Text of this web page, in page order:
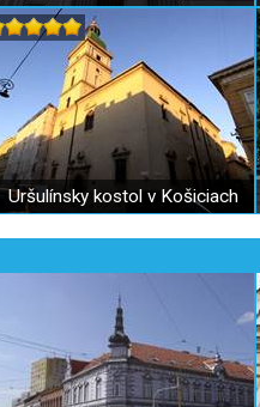
Uršulínsky kostol v Košiciach